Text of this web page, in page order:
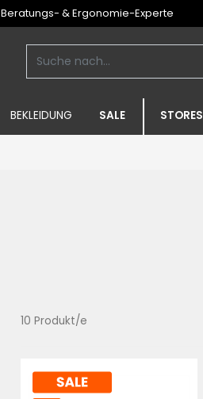
Beratungs- & Ergonomie-Experte
BEKLEIDUNG SALE STORES
10 Produkt/e